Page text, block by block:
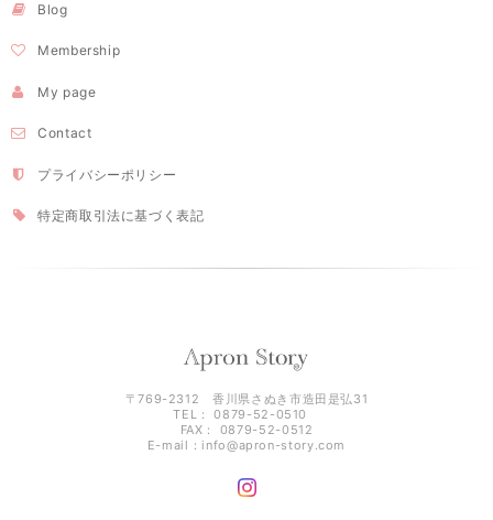
Blog
Membership
My page
Contact
プライバシーポリシー
特定商取引法に基づく表記
〒769-2312 香川県さぬき市造田是弘31
TEL： 0879-52-0510
FAX： 0879-52-0512
E-mail： info@apron-story.com